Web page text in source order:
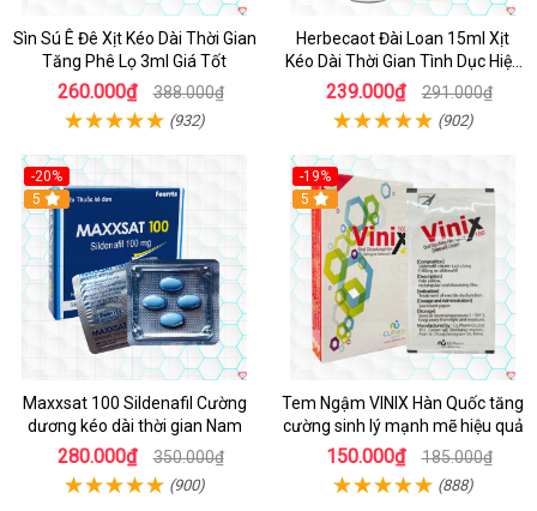
Sìn Sú Ê Đê Xịt Kéo Dài Thời Gian
Tăng Phê Lọ 3ml Giá Tốt
260.000₫ 388.000₫
(932)
Herbecaot Đài Loan 15ml Xịt
Kéo Dài Thời Gian Tình Dục Hiệu
Quả
239.000₫ 291.000₫
(902)
-20%
5
Maxxsat 100 Sildenafil Cường
dương kéo dài thời gian Nam
280.000₫ 350.000₫
(900)
-19%
5
Tem Ngậm VINIX Hàn Quốc tăng
cường sinh lý mạnh mẽ hiệu quả
150.000₫ 185.000₫
(888)